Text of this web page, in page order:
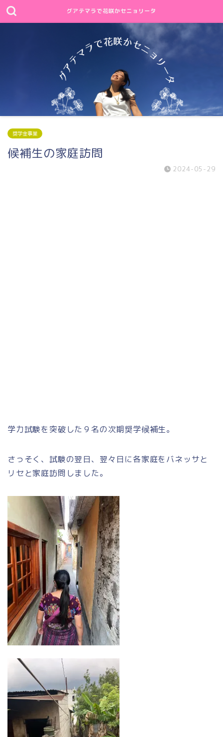
グアテマラで花咲かセニョリータ
奨学金事業
候補生の家庭訪問
2024-05-29
学力試験を突破した９名の次期奨学候補生。
さっそく、試験の翌日、翌々日に各家庭をバネッサと
リセと家庭訪問しました。